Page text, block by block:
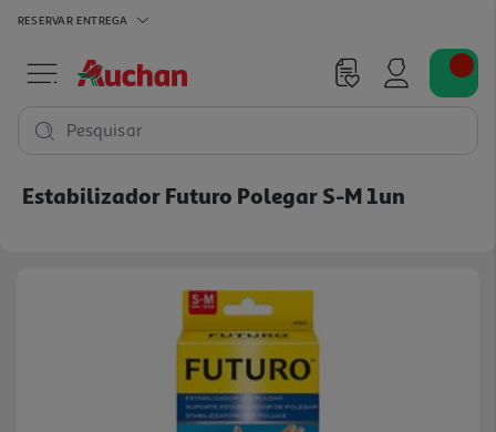
RESERVAR ENTREGA
Pesquisar
Estabilizador Futuro Polegar S-M 1un